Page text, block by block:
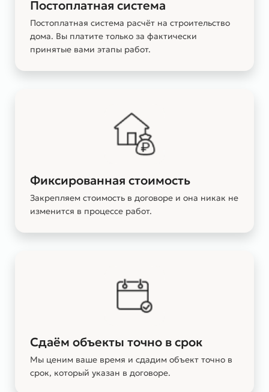
Постоплатная система
Постоплатная система расчёт на строительство
дома. Вы платите только за фактически
принятые вами этапы работ.
Фиксированная стоимость
Закрепляем стоимость в договоре и она никак не
изменится в процессе работ.
Сдаём объекты точно в срок
Мы ценим ваше время и сдадим объект точно в
срок, который указан в договоре.